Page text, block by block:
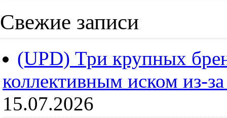
Свежие записи
(UPD) Три крупных
коллективным иском из-
15.07.2026